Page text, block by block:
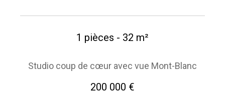
1 pièces - 32 m²
Studio coup de cœur avec vue Mont-Blanc
200 000 €